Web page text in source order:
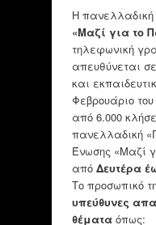
Η πανελλαδική
«Μαζί για το
τηλεφωνική
απευθύνεται
και
Φεβρουάριο
από 6.000
πανελλαδική
Ένωσης «Μαζί
απόΔευτέρα
Το προσωπικό
υπεύθυνες
θέματαόπως: